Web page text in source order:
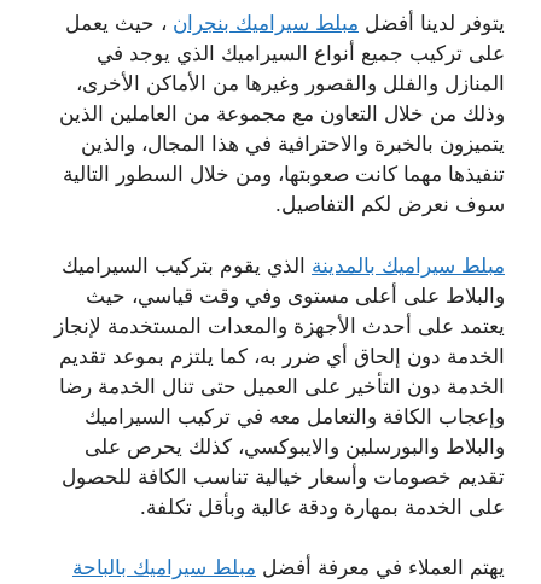
يتوفر لدينا أفضل مبلط سيراميك بنجران ، حيث يعمل
على تركيب جميع أنواع السيراميك الذي يوجد في
المنازل والفلل والقصور وغيرها من الأماكن الأخرى،
وذلك من خلال التعاون مع مجموعة من العاملين الذين
يتميزون بالخبرة والاحترافية في هذا المجال، والذين
تنفيذها مهما كانت صعوبتها، ومن خلال السطور التالية
سوف نعرض لكم التفاصيل.
مبلط سيراميك بالمدينة الذي يقوم بتركيب السيراميك
والبلاط على أعلى مستوى وفي وقت قياسي، حيث
يعتمد على أحدث الأجهزة والمعدات المستخدمة لإنجاز
الخدمة دون إلحاق أي ضرر به، كما يلتزم بموعد تقديم
الخدمة دون التأخير على العميل حتى تنال الخدمة رضا
وإعجاب الكافة والتعامل معه في تركيب السيراميك
والبلاط والبورسلين والايبوكسي، كذلك يحرص على
تقديم خصومات وأسعار خيالية تناسب الكافة للحصول
على الخدمة بمهارة ودقة عالية وبأقل تكلفة.
يهتم العملاء في معرفة أفضل مبلط سيراميك بالباحة